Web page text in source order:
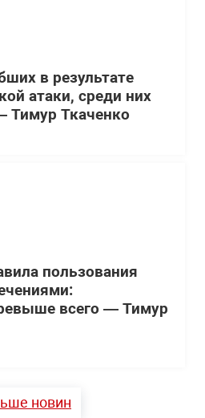
в результате
атаки, среди них
Тимур Ткаченко
пользования
всего — Тимур
новин